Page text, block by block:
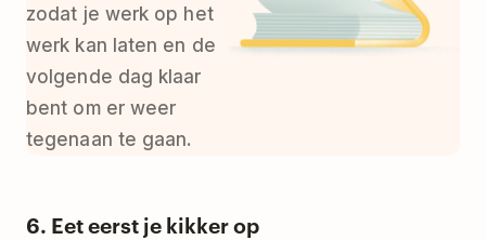
zodat je werk op het
werk kan laten en de
volgende dag klaar
bent om er weer
tegenaan te gaan.
6. Eet eerst je kikker op